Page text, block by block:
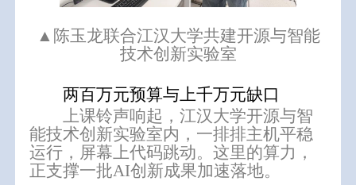
▲ 陈玉龙联合江汉大学共建开源与智能
技术创新实验室
两百万元预算与上千万元缺口
上课铃声响起，江汉大学开源与智
能技术创新实验室内，一排排主机平稳
运行，屏幕上代码跳动。这里的算力，
正支撑一批AI创新成果加速落地。